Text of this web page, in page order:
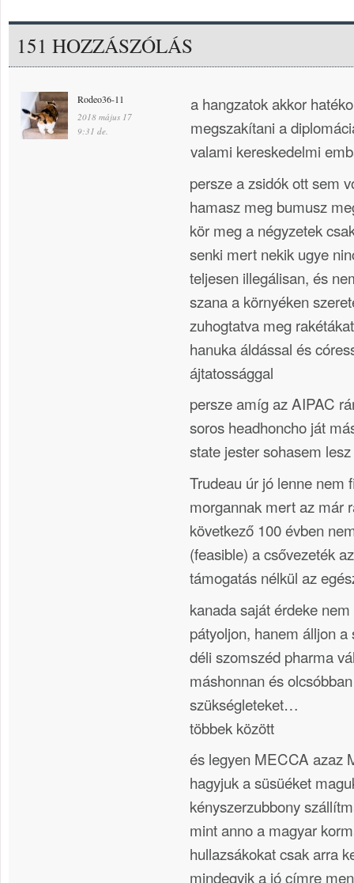
151 HOZZÁSZÓLÁS
Rodeo36-11
2018 május 17
9:31 de.
a hangzatok akkor
megszakítani a
valami kereskedelmi
persze a zsidók ott sem
hamasz meg bumusz
kör meg a négyzetek
senki mert nekik ugye
teljesen illegálisan, és
szana a környéken
zuhogtatva meg
hanuka áldással és
ájtatossággal
persze amíg az AIPAC
soros headhoncho ját
state jester sohasem
Trudeau úr jó lenne nem
morgannak mert az már
következő 100 évben
(feasible) a csővezeték
támogatás nélkül az
kanada saját érdeke
pátyoljon, hanem álljon
déli szomszéd pharma
máshonnan és
szükségleteket…
többek között
és legyen MECCA azaz
hagyjuk a süsüéket
kényszerzubbony
mint anno a magyar
hullazsákokat csak arra
mindegyik a jó címre